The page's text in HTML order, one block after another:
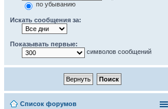
по убыванию
Искать сообщения за:
Показывать первые:
символов сообщений
Список форумов